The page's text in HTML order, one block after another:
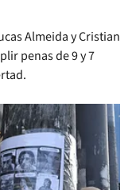
Almeida y Cristian
penas de 9 y 7